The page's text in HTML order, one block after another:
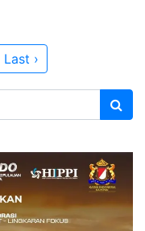
Last ›